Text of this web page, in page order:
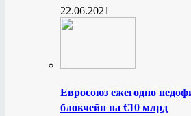
22.06.2021
Евросоюз ежегодно
блокчейн на €10 млрд